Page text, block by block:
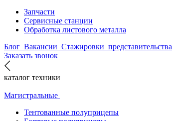
Запчасти
Сервисные станции
Обработка листового металла
Блог Вакансии Стажировки представительства
Заказать звонок
каталог техники
Магистральные
Тентованные полуприцепы